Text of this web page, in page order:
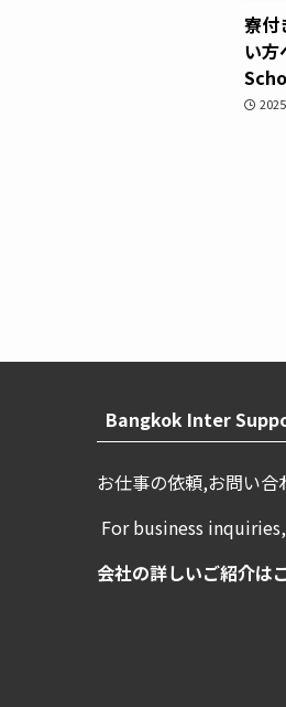
寮付
い
Bangkok Inter
お仕事の依頼,お問い合
For business
会社の詳しいご紹介は